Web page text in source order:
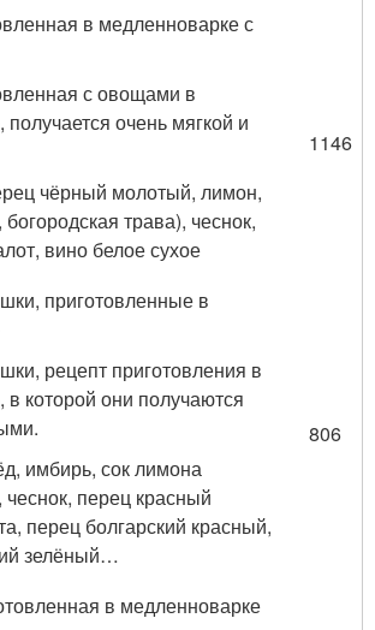
в медленноварке с
с овощами в
очень мягкой и
чёрный молотый, лимон,
трава), чеснок,
вино белое сухое
1146
приготовленные в
рецепт приготовления в
которой они получаются
имбирь, сок лимона
перец красный
перец болгарский красный,
зелёный…
806
в медленноварке